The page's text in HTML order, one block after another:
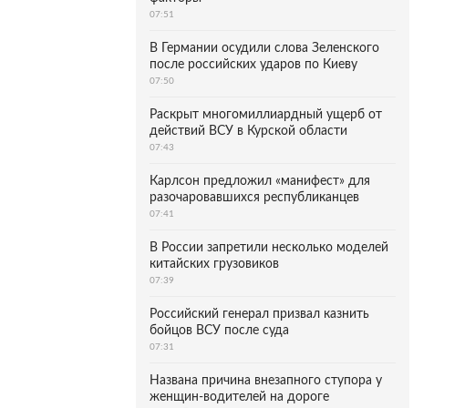
07:51
В Германии осудили слова Зеленского
после российских ударов по Киеву
07:50
Раскрыт многомиллиардный ущерб от
действий ВСУ в Курской области
07:43
Карлсон предложил «манифест» для
разочаровавшихся республиканцев
07:41
В России запретили несколько моделей
китайских грузовиков
07:39
Российский генерал призвал казнить
бойцов ВСУ после суда
07:31
Названа причина внезапного ступора у
женщин-водителей на дороге